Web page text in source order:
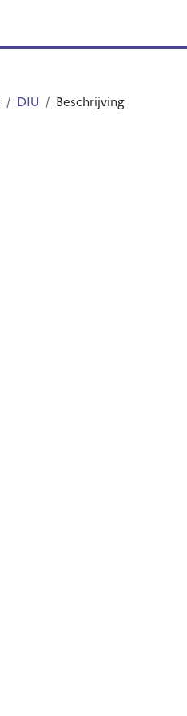
DIU Beschrijving